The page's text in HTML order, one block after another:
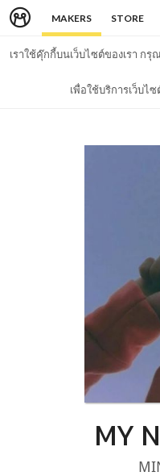
MAKERS STORE
เราใช้คุ๊กกี้บนเว็บไซต์ของเรา ก
เพื่อใช้บริการเว็บไซ
MY